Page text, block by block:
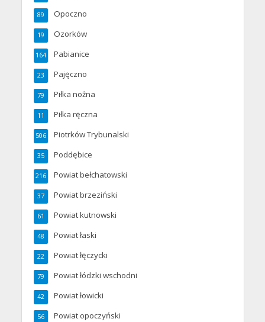
Opoczno
89
Ozorków
19
Pabianice
164
Pajęczno
23
Piłka nożna
79
Piłka ręczna
11
Piotrków Trybunalski
506
Poddębice
35
Powiat bełchatowski
216
Powiat brzeziński
37
Powiat kutnowski
61
Powiat łaski
48
Powiat łęczycki
22
Powiat łódzki wschodni
79
Powiat łowicki
42
Powiat opoczyński
56